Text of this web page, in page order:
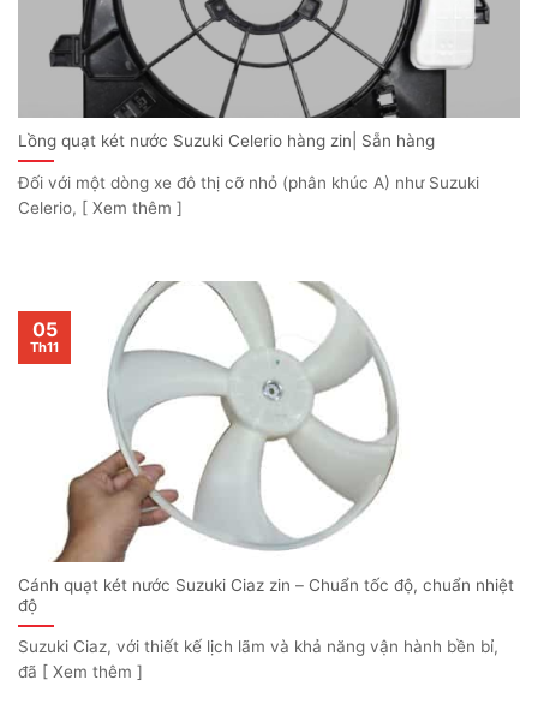
Lồng quạt két nước Suzuki Celerio hàng zin| Sẵn hàng
Đối với một dòng xe đô thị cỡ nhỏ (phân khúc A) như Suzuki
Celerio, [ Xem thêm ]
Cánh quạt két nước Suzuki Ciaz zin – Chuẩn tốc độ, chuẩn nhiệt
độ
Suzuki Ciaz, với thiết kế lịch lãm và khả năng vận hành bền bỉ,
đã [ Xem thêm ]
05
Th11